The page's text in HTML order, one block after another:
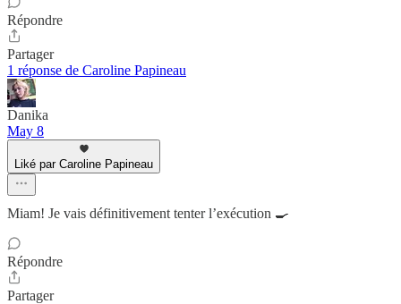
Répondre
Partager
1 réponse de Caroline Papineau
Danika
May 8
Liké par Caroline Papineau
Miam! Je vais définitivement tenter l’exécution 🍳
Répondre
Partager